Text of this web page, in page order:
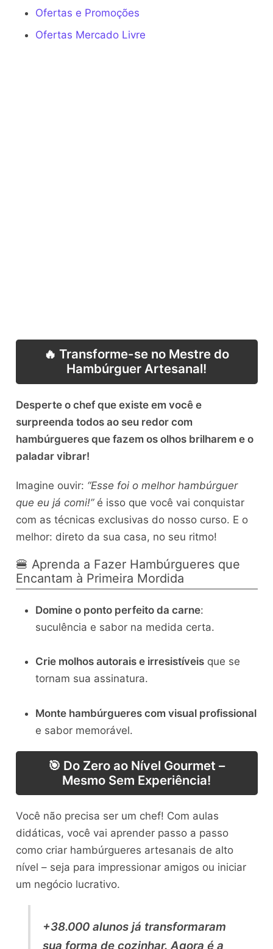
Ofertas e Promoções
Ofertas Mercado Livre
🔥 Transforme-se no Mestre do
Hambúrguer Artesanal!
Desperte o chef que existe em você e
surpreenda todos ao seu redor com
hambúrgueres que fazem os olhos brilharem e o
paladar vibrar!
Imagine ouvir: “Esse foi o melhor hambúrguer
que eu já comi!” é isso que você vai conquistar
com as técnicas exclusivas do nosso curso. E o
melhor: direto da sua casa, no seu ritmo!
🍔 Aprenda a Fazer Hambúrgueres que
Encantam à Primeira Mordida
Domine o ponto perfeito da carne:
suculência e sabor na medida certa.
Crie molhos autorais e irresistíveisque se
tornam sua assinatura.
Monte hambúrgueres com visual profissional
e sabor memorável.
🎯 Do Zero ao Nível Gourmet –
Mesmo Sem Experiência!
Você não precisa ser um chef! Com aulas
didáticas, você vai aprender passo a passo
como criar hambúrgueres artesanais de alto
nível – seja para impressionar amigos ou iniciar
um negócio lucrativo.
+38.000 alunos já transformaram
sua forma de cozinhar. Agora é a